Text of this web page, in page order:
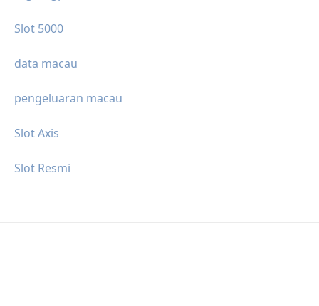
Slot 5000
data macau
pengeluaran macau
Slot Axis
Slot Resmi